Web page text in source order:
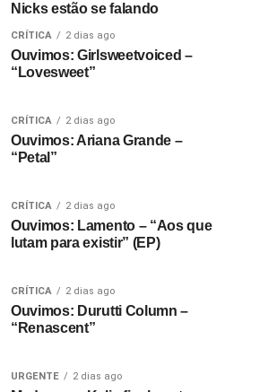
Nicks estão se falando
CRÍTICA 2 dias ago
Ouvimos: Girlsweetvoiced –
“Lovesweet”
CRÍTICA 2 dias ago
Ouvimos: Ariana Grande –
“Petal”
CRÍTICA 2 dias ago
Ouvimos: Lamento – “Aos que
lutam para existir” (EP)
CRÍTICA 2 dias ago
Ouvimos: Durutti Column –
“Renascent”
URGENTE 2 dias ago